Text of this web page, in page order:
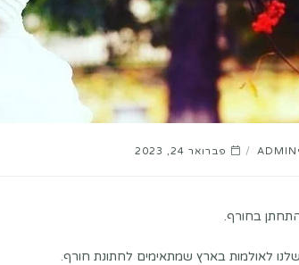
ADMIN פברואר 24, 2023
בחורף.
לאולמות בארץ שמתאימים לחתונת חורף.